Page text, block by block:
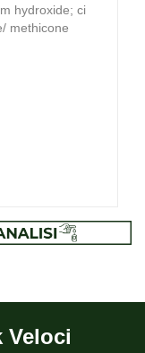
hydroxide; ci
methicone
Veloci